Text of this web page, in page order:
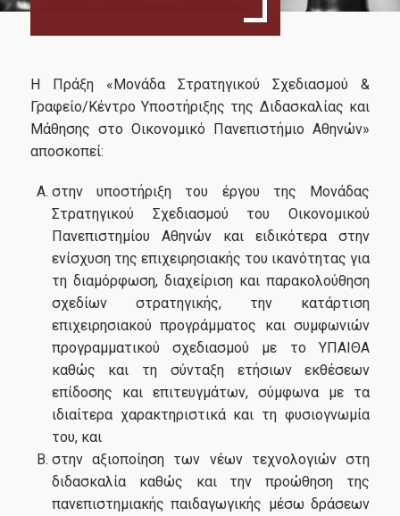
Στρατηγικό Σχέδιο 2024-27
ΕΣΠΑ 2021-27
Η Πράξη
Στόχοι
Πακέτα Εργασίας & Παραδοτέα
Ομάδα έργου
Πληροφοριακό Σύστημα
Η Πράξη «Μονάδα Στρατηγικού Σχεδιασμού &
Γραφείο/Κέντρο Υποστήριξης της Διδασκαλίας και
Μάθησης στο Οικονομικό Πανεπιστήμιο Αθηνών»
αποσκοπεί:
στην υποστήριξη του έργου της Μονάδας
Στρατηγικού Σχεδιασμού του Οικονομικού
Πανεπιστημίου Αθηνών και ειδικότερα στην
ενίσχυση της επιχειρησιακής του ικανότητας για
τη διαμόρφωση, διαχείριση και παρακολούθηση
σχεδίων στρατηγικής, την κατάρτιση
επιχειρησιακού προγράμματος και συμφωνιών
προγραμματικού σχεδιασμού με το ΥΠΑΙΘΑ
καθώς και τη σύνταξη ετήσιων εκθέσεων
επίδοσης και επιτευγμάτων, σύμφωνα με τα
ιδιαίτερα χαρακτηριστικά και τη φυσιογνωμία
του, και
στην αξιοποίηση των νέων τεχνολογιών στη
διδασκαλία καθώς και την προώθηση της
πανεπιστημιακής παιδαγωγικής μέσω δράσεων